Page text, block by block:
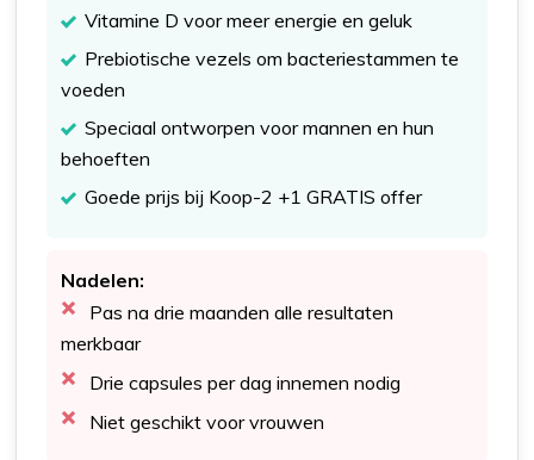
Vitamine D voor meer energie en geluk
Prebiotische vezels om bacteriestammen te
voeden
Speciaal ontworpen voor mannen en hun
behoeften
Goede prijs bij Koop-2 +1 GRATIS offer
Nadelen:
Pas na drie maanden alle resultaten
merkbaar
Drie capsules per dag innemen nodig
Niet geschikt voor vrouwen